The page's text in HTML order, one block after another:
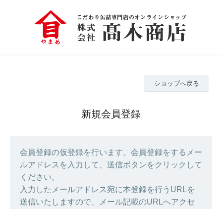
ショップへ戻る
新規会員登録
会員登録の仮登録を行います。会員登録をするメー
ルアドレスを入力して、送信ボタンをクリックして
ください。
入力したメールアドレス宛に本登録を行うURLを
送信いたしますので、メール記載のURLへアクセ